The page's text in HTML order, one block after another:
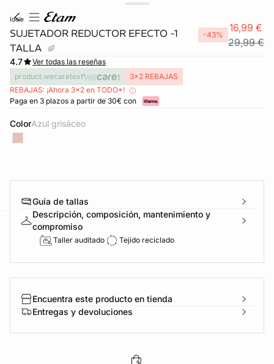
idole
SUJETADOR REDUCTOR EFECTO -1
TALLA
-43%
16,99 €
29,99 €
4.7
Ver todas las reseñas
product.wecaretext
3x2 REBAJAS
REBAJAS: ¡Ahora 3x2 en TODO*!
Paga en 3 plazos a partir de 30€ con
Color azul grisáceo
Guía de tallas
Descripción, composición, mantenimiento y
compromiso
Taller auditado Tejido reciclado
Encuentra este producto en tienda
Entregas y devoluciones